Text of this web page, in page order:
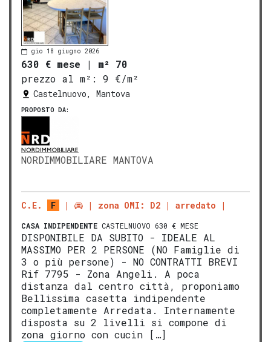
gio 18 giugno 2026
630 € mese | m² 70
prezzo al m²:
9 €/m²
Castelnuovo, Mantova
PROPOSTO DA:
NORDIMMOBILIARE MANTOVA
C.E. F zona OMI: D2 arredato
CASA INDIPENDENTE CASTELNUOVO 630 € MESE
DISPONIBILE DA SUBITO - IDEALE AL
MASSIMO PER 2 PERSONE (NO Famiglie di
3 o più persone) - NO CONTRATTI BREVI
Rif 7795 - Zona Angeli. A poca
distanza dal centro città, proponiamo
Bellissima casetta indipendente
completamente Arredata. Internamente
disposta su 2 livelli si compone di
zona giorno con cucin […]